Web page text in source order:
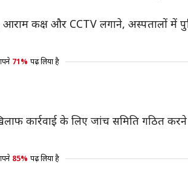
कक्ष और CCTV लगाने, अस्पतालों में
71% पढ़ लिया है
कार्रवाई के लिए जांच समिति गठित करने
85% पढ़ लिया है